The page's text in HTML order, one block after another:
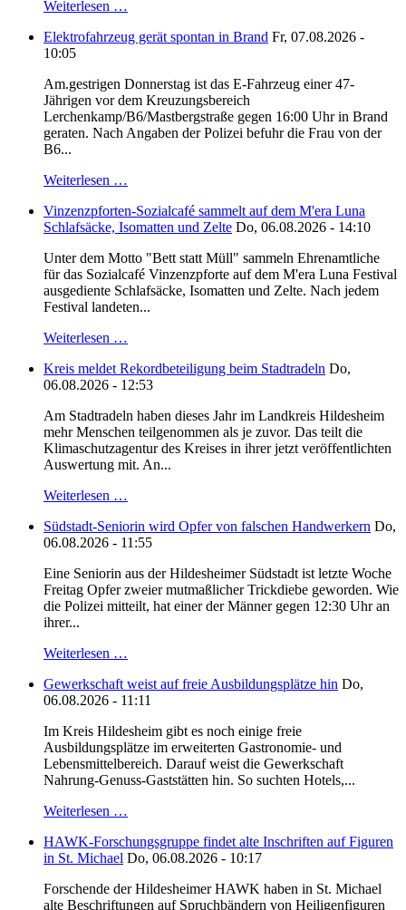
Weiterlesen …
Elektrofahrzeug gerät spontan in Brand Fr, 07.08.2026 -
10:05
Am.gestrigen Donnerstag ist das E-Fahrzeug einer 47-
Jährigen vor dem Kreuzungsbereich
Lerchenkamp/B6/Mastbergstraße gegen 16:00 Uhr in Brand
geraten. Nach Angaben der Polizei befuhr die Frau von der
B6...
Weiterlesen …
Vinzenzpforten-Sozialcafé sammelt auf dem M'era Luna
Schlafsäcke, Isomatten und Zelte Do, 06.08.2026 - 14:10
Unter dem Motto "Bett statt Müll" sammeln Ehrenamtliche
für das Sozialcafé Vinzenzpforte auf dem M'era Luna Festival
ausgediente Schlafsäcke, Isomatten und Zelte. Nach jedem
Festival landeten...
Weiterlesen …
Kreis meldet Rekordbeteiligung beim Stadtradeln Do,
06.08.2026 - 12:53
Am Stadtradeln haben dieses Jahr im Landkreis Hildesheim
mehr Menschen teilgenommen als je zuvor. Das teilt die
Klimaschutzagentur des Kreises in ihrer jetzt veröffentlichten
Auswertung mit. An...
Weiterlesen …
Südstadt-Seniorin wird Opfer von falschen Handwerkern Do,
06.08.2026 - 11:55
Eine Seniorin aus der Hildesheimer Südstadt ist letzte Woche
Freitag Opfer zweier mutmaßlicher Trickdiebe geworden. Wie
die Polizei mitteilt, hat einer der Männer gegen 12:30 Uhr an
ihrer...
Weiterlesen …
Gewerkschaft weist auf freie Ausbildungsplätze hin Do,
06.08.2026 - 11:11
Im Kreis Hildesheim gibt es noch einige freie
Ausbildungsplätze im erweiterten Gastronomie- und
Lebensmittelbereich. Darauf weist die Gewerkschaft
Nahrung-Genuss-Gaststätten hin. So suchten Hotels,...
Weiterlesen …
HAWK-Forschungsgruppe findet alte Inschriften auf Figuren
in St. Michael Do, 06.08.2026 - 10:17
Forschende der Hildesheimer HAWK haben in St. Michael
alte Beschriftungen auf Spruchbändern von Heiligenfiguren